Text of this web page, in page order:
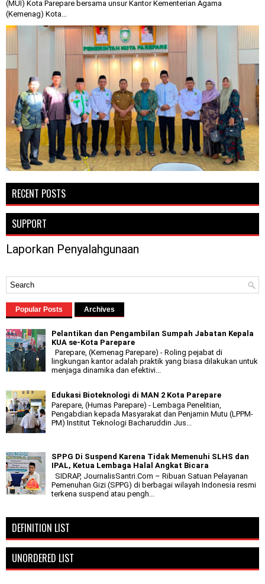
(MUI) Kota Parepare bersama unsur Kantor Kementerian Agama
(Kemenag) Kota...
RECENT POSTS
SUPPORT
Laporkan Penyalahgunaan
Popular Posts Archives
Pelantikan dan Pengambilan Sumpah Jabatan Kepala
KUA se-Kota Parepare
Parepare, (Kemenag Parepare) - Roling pejabat di
lingkungan kantor adalah praktik yang biasa dilakukan untuk
menjaga dinamika dan efektivi...
Edukasi Bioteknologi di MAN 2 Kota Parepare
Parepare, (Humas Parepare) - Lembaga Penelitian,
Pengabdian kepada Masyarakat dan Penjamin Mutu (LPPM-
PM) Institut Teknologi Bacharuddin Jus...
SPPG Di Suspend Karena Tidak Memenuhi SLHS dan
IPAL, Ketua Lembaga Halal Angkat Bicara
SIDRAP, JournalisSantri.Com – Ribuan Satuan Pelayanan
Pemenuhan Gizi (SPPG) di berbagai wilayah Indonesia resmi
terkena suspend atau pengh...
DEFINITION LIST
UNORDERED LIST